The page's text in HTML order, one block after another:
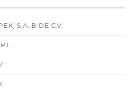
S.A..B DE C.V.